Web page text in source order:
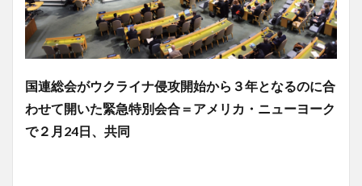
国連総会がウクライナ侵攻開始から３年となるのに合
わせて開いた緊急特別会合＝アメリカ・ニューヨーク
で２月24日、共同